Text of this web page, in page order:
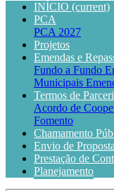
INÍCIO (current)
PCA
PCA 2027
Projetos
Emendas e
Fundo a Fundo
Municipais
Termos de
Acordo de
Fomento
Chamamento
Envio de
Prestação de
Planejamento